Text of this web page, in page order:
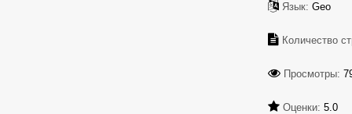
Язык: Geo
Количество
Просмотры:
Оценки: 5.0